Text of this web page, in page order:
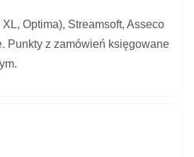
XL, Optima), Streamsoft, Asseco
Punkty z zamówień księgowane